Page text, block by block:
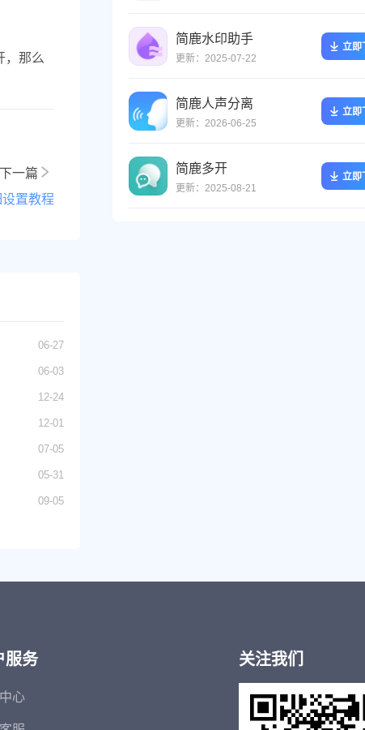
，那么
下一篇
置教程
06-27
06-03
12-24
12-01
07-05
05-31
09-05
简鹿水印助手
更新：2025-07-22
立即
简鹿人声分离
更新：2026-06-25
立即
简鹿多开
更新：2025-08-21
立即
服务
心
关注我们